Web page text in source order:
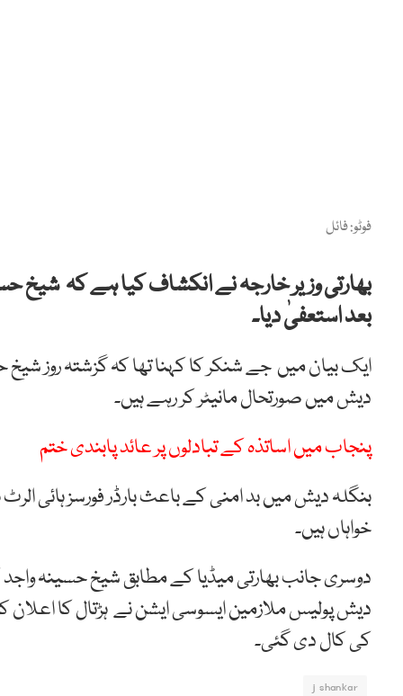
فوٹو: فائل
بھارتی وزیر خارجہ نے انکشاف کیا ہے کہ
بعد استعفیٰ دیا۔
ایک بیان میں جے شنکر کا کہنا تھا کہ گزشتہ روز
دیش میں صورتحال مانیٹر کر رہے ہیں۔
پنجاب میں اساتذہ کے تبادلوں پر عائد پابندی ختم
بنگلہ دیش میں بد امنی کے باعث بارڈر فورسز ہائی
خواہاں ہیں۔
دیش پولیس ملازمین ایسوسی ایشن نے ہڑتال کا
کی کال دی گئی۔
j shankar